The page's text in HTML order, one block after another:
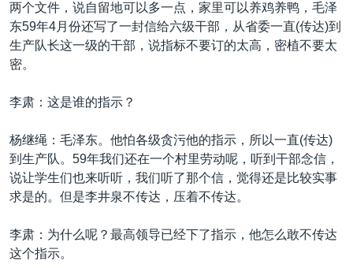
两个文件，说自留地可以多一点，家里可以养鸡养鸭，毛泽
东59年4月份还写了一封信给六级干部，从省委一直(传达)到
生产队长这一级的干部，说指标不要订的太高，密植不要太
密。
李肃：这是谁的指示？
杨继绳：毛泽东。他怕各级贪污他的指示，所以一直(传达)
到生产队。59年我们还在一个村里劳动呢，听到干部念信，
说让学生们也来听听，我们听了那个信，觉得还是比较实事
求是的。但是李井泉不传达，压着不传达。
李肃：为什么呢？最高领导已经下了指示，他怎么敢不传达
这个指示。